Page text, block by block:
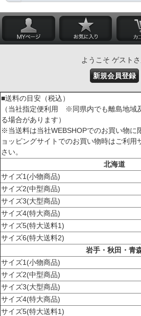
ようこそ ゲスト
新規会員登録
■送料の目安（税込）
（当社指定便利用 ※同県内でも離島地域
る場合があります）
※当送料は当社WEBSHOPでのお買い物に
ョッピングサイトでのお買い物時はご利用
さい。
北海道
サイズ1(小物商品)
サイズ2(中型商品)
サイズ3(大型商品)
サイズ4(特大商品)
サイズ5(特大送料1)
サイズ6(特大送料2)
岩手・秋田・青
サイズ1(小物商品)
サイズ2(中型商品)
サイズ3(大型商品)
サイズ4(特大商品)
サイズ5(特大送料1)